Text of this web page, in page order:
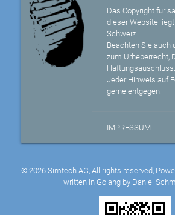
Das Copyright für
dieser Website
Schweiz.
Beachten Sie auch
zum Urheberrecht,
Haftungsauschluss.
Jeder Hinweis auf
gerne entgegen.
IMPRESSUM
© 2026 Simtech AG, All rights reserved,
written in Golang by Daniel